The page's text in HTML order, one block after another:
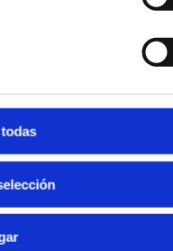
: sans matériaux